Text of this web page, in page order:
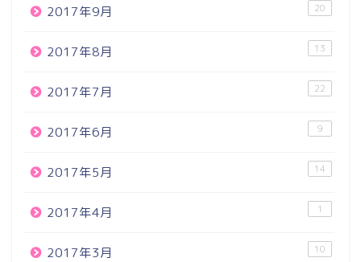
2017年9月 20
2017年8月 13
2017年7月 22
2017年6月 9
2017年5月 14
2017年4月 1
2017年3月 10